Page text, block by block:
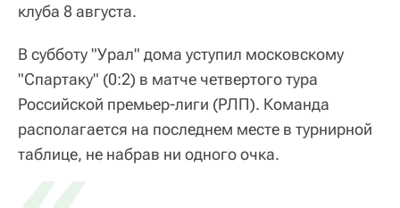
клуба 8 августа.
В субботу "Урал" дома уступил московскому
"Спартаку" (0:2) в матче четвертого тура
Российской премьер-лиги (РЛП). Команда
располагается на последнем месте в турнирной
таблице, не набрав ни одного очка.